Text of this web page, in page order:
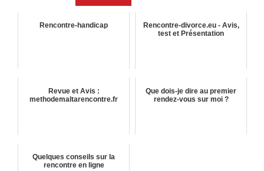
Rencontre-handicap
Rencontre-divorce.eu - Avis,
test et Présentation
Revue et Avis :
methodemaltarencontre.fr
Que dois-je dire au premier
rendez-vous sur moi ?
Quelques conseils sur la
rencontre en ligne